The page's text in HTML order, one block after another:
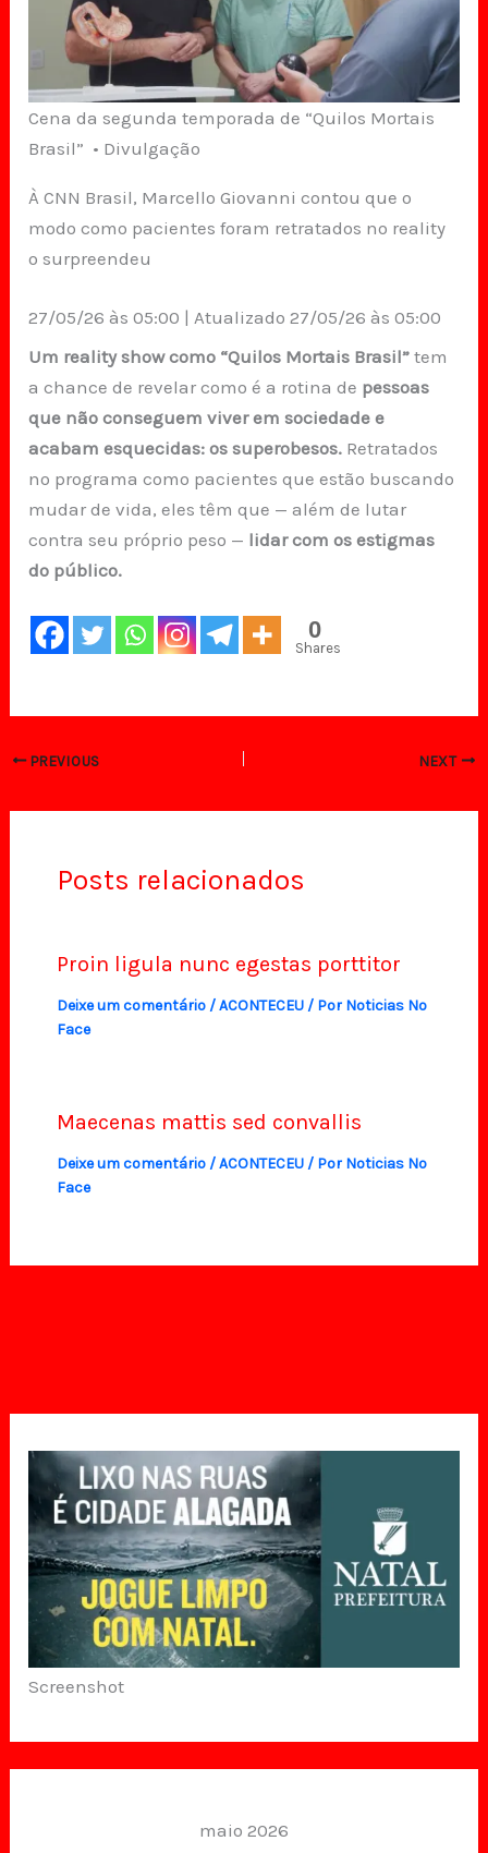
Screenshot
maio 2026
Cena da segunda temporada de “Quilos Mortais
Brasil” • Divulgação
À CNN Brasil, Marcello Giovanni contou que o
modo como pacientes foram retratados no reality
o surpreendeu
27/05/26 às 05:00 | Atualizado 27/05/26 às 05:00
Um reality show como “Quilos Mortais Brasil” tem
a chance de revelar como é a rotina de pessoas
que não conseguem viver em sociedade e
acabam esquecidas: os superobesos. Retratados
no programa como pacientes que estão buscando
mudar de vida, eles têm que — além de lutar
contra seu próprio peso — lidar com os estigmas
do público.
0
Shares
PREVIOUS NEXT
Posts relacionados
Proin ligula nunc egestas porttitor
Deixe um comentário/ACONTECEU/ Por Noticias No
Face
Maecenas mattis sed convallis
Deixe um comentário/ACONTECEU/ Por Noticias No
Face